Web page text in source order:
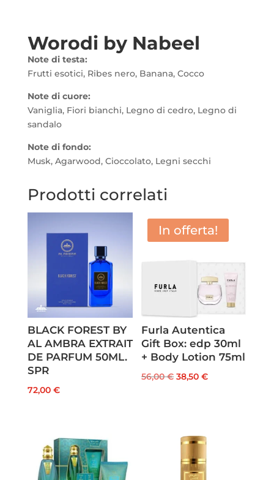
Worodi by Nabeel
Note di testa:
Frutti esotici, Ribes nero, Banana, Cocco
Note di cuore:
Vaniglia, Fiori bianchi, Legno di cedro, Legno di
sandalo
Note di fondo:
Musk, Agarwood, Cioccolato, Legni secchi
Prodotti correlati
BLACK FOREST BY
AL AMBRA EXTRAIT
DE PARFUM 50ML.
SPR
72,00 €
In offerta!
Furla Autentica
Gift Box: edp 30ml
+ Body Lotion 75ml
56,00€ Il
56,00 €.
38,50€Il